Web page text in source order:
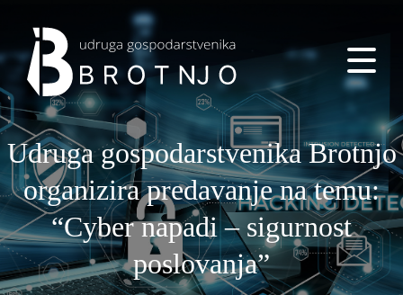
Udruga gospodarstvenika Brotnjo
organizira predavanje na temu:
“Cyber napadi – sigurnost
poslovanja”